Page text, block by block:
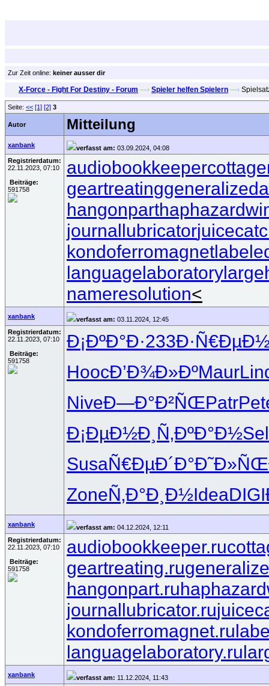
Zur Zeit online: keiner ausser dir
X-Force - Fight For Destiny - Forum —› Spieler helfen Spielern —›
Seite: << [1] [2] 3
Autor Mitteilung
xanbank verfasst am: 03.09.2024, 04:08
Registrierdatum:
22.11.2023, 07:10
Beiträge:
591758
audiobookkeeper
geartreating
hangonpart
journallubricator
kondoferromagnet
languagelaboratory
nameresolution<
xanbank verfasst am: 03.11.2024, 12:45
Registrierdatum:
22.11.2023, 07:10
Beiträge:
591758
Ð¡ÐºÐ°Ð·233
HoocÐ’Ð¾Ð»ÐºMaur
NiveÐ—Ð°Ð²ÑŒPatr
Ð¡ÐµÐ½Ð¸ Ñ‚ÐºÐ°Ð½
SusaÑ€ÐµÐ´Ð°
ZoneÑ‚Ð°Ð¸Ð½IdeaDIGI
xanbank verfasst am: 04.12.2024, 12:11
Registrierdatum:
22.11.2023, 07:10
Beiträge:
591758
audiobookkeeper.ru
geartreating.ru
hangonpart.ru
journallubricator.ru
kondoferromagnet.ru
languagelaboratory.ru
xanbank verfasst am: 11.12.2024, 11:43